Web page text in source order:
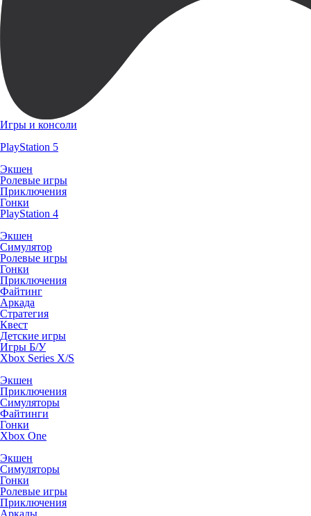
Игры и консоли
PlayStation 5
Экшен
Ролевые игры
Приключения
Гонки
PlayStation 4
Экшен
Симулятор
Ролевые игры
Гонки
Приключения
Файтинг
Аркада
Стратегия
Квест
Детские игры
Игры Б/У
Xbox Series X/S
Экшен
Приключения
Симуляторы
Файтинги
Гонки
Xbox One
Экшен
Симуляторы
Гонки
Ролевые игры
Приключения
Аркады